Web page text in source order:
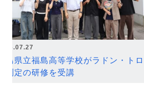
2026.07.27
福島県立福島高等学校がラドン・トロ
ン測定の研修を受講